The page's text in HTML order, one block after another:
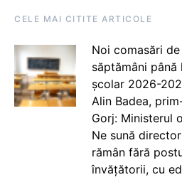
CELE MAI CITITE ARTICOLE
Noi comasări
săptămâni până
școlar 2026-
Alin Badea,
Gorj: Ministerul
Ne sună
rămân fără
învățătorii, cu